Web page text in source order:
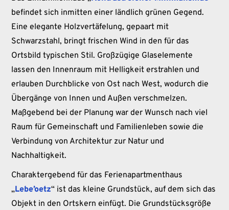
befindet sich inmitten einer ländlich grünen Gegend.
Eine elegante Holzvertäfelung, gepaart mit
Schwarzstahl, bringt frischen Wind in den für das
Ortsbild typischen Stil. Großzügige Glaselemente
lassen den Innenraum mit Helligkeit erstrahlen und
erlauben Durchblicke von Ost nach West, wodurch die
Übergänge von Innen und Außen verschmelzen.
Maßgebend bei der Planung war der Wunsch nach viel
Raum für Gemeinschaft und Familienleben sowie die
Verbindung von Architektur zur Natur und
Nachhaltigkeit.
Charaktergebend für das Ferienapartmenthaus
„Lebe’oetz“ ist das kleine Grundstück, auf dem sich das
Objekt in den Ortskern einfügt. Die Grundstücksgröße